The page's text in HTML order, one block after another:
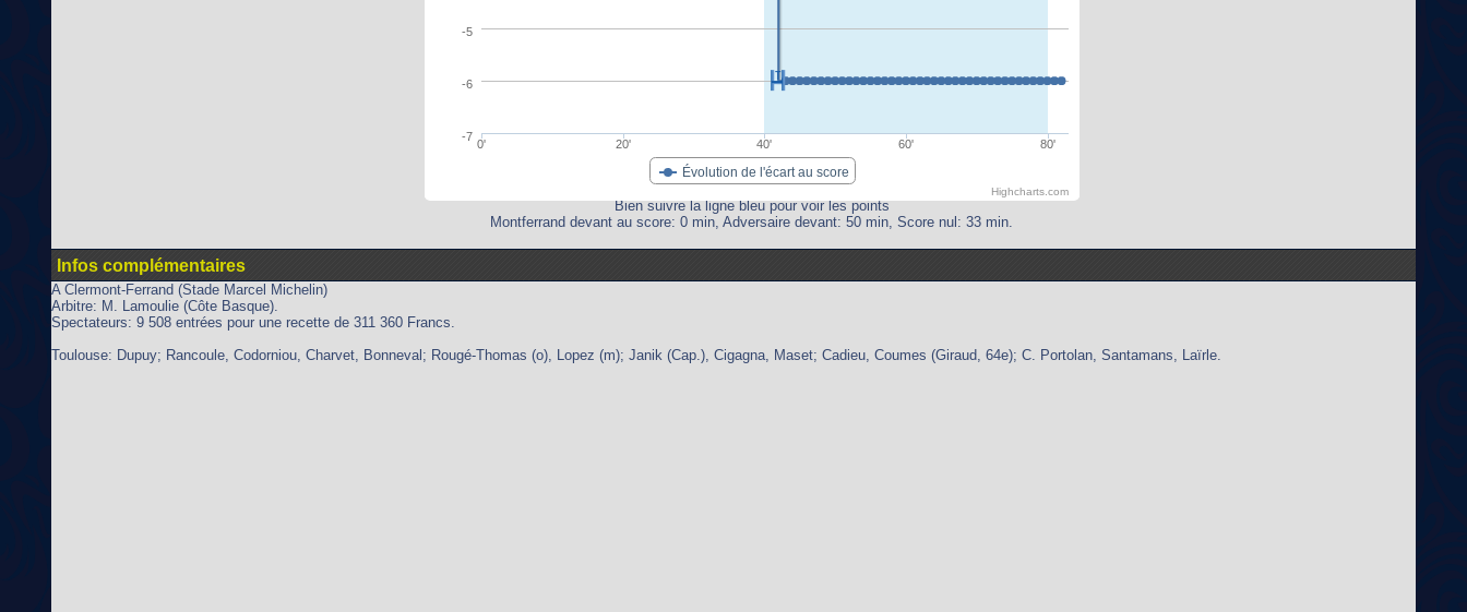
Évolution de l'écart au score
0' 20' 40' 60' 80'
-7
-6
-5
Highcharts.com
Bien suivre la ligne bleu pour voir les points
Montferrand devant au score: 0 min, Adversaire devant: 50 min, Score nul: 33 min.
Infos complémentaires
A Clermont-Ferrand (Stade Marcel Michelin)
Arbitre: M. Lamoulie (Côte Basque).
Spectateurs: 9 508 entrées pour une recette de 311 360 Francs.
Toulouse: Dupuy; Rancoule, Codorniou, Charvet, Bonneval; Rougé-Thomas (o), Lopez (m); Janik (Cap.), Cigagna, Maset; Cadieu, Coumes (Giraud, 64e); C. Portolan, Santamans, Laïrle.